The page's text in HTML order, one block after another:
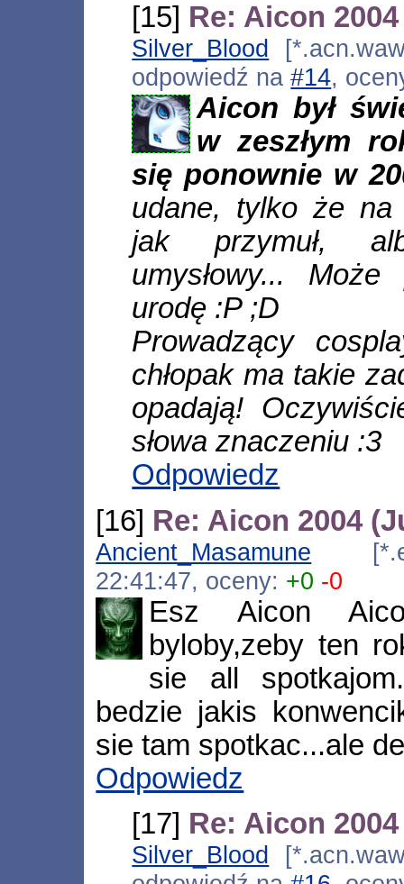
[15] Re: Aicon
Silver_Blood
odpowiedź na#14,
Aicon był
w zeszłym
się ponownie w
udane, tylko że na
jak przymuł,
umysłowy...
urodę :P ;D
Prowadzący
chłopak ma takie
opadają!
słowa znaczeniu :3
Odpowiedz
[16] Re: Aicon 2004
Ancient_Masamune
22:41:47, oceny: +0 -0
Esz Aicon
byloby,zeby ten
sie all
bedzie jakis
sie tam spotkac...ale
Odpowiedz
[17] Re: Aicon
Silver_Blood